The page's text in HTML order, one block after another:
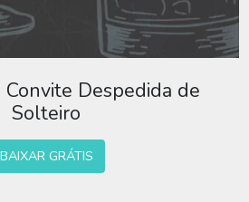
Convite Despedida de
Solteiro
BAIXAR GRÁTIS